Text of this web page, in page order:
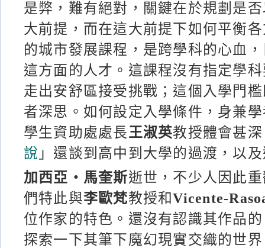
是弊，難有絕對，關鍵在於規劃是
大前提，而在這大前提下如何平衡
的城市發展課程，是跨學科的心血
這方面的人才。這課程沒有指定學
走出安舒區接受挑戰；這個入學門
者深思。如何設定入學條件，身兼
學生資助處處長王淑英教授體會甚
說 」還談到高中到大學的過渡，以
加西亞‧馬奎斯逝世，不少人因此
們特此與李歐梵教授和Vicente-
位作家的特色。還沒有認識其作品
探索一下其筆下魔幻現實交織的世